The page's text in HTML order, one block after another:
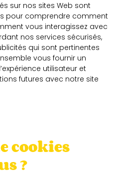
sur nos sites Web sont
pour comprendre comment
vous interagissez avec
nos services sécurisés,
qui sont pertinentes
vous fournir un
utilisateur et
futures avec notre site
cookies
?